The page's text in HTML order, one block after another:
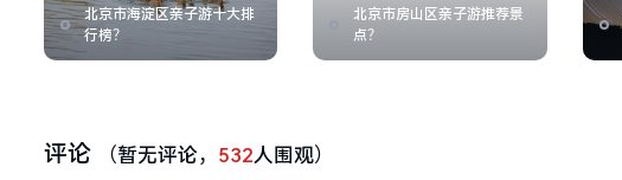
北京市海淀区亲子游十大排
行榜？
北京市房山区亲子游推荐景
点？
评论 （暂无评论， 532人围观）